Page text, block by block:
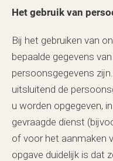
Het gebruik van
Bij het gebruiken van
bepaalde gegevens
persoonsgegevens
uitsluitend de
u worden opgegeven,
gevraagde dienst
of voor het aanmaken
opgave duidelijk is dat